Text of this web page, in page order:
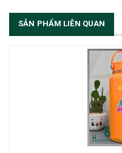
SẢN PHẨM LIÊN QUAN